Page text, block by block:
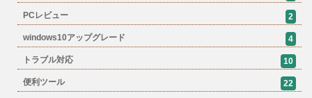
PCレビュー 2
windows10アップグレード 4
トラブル対応 10
便利ツール 22